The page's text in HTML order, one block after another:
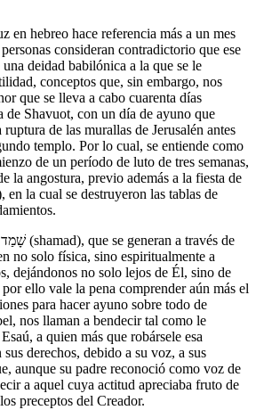
en hebreo hace referencia más a un mes
consideran contradictorio que ese
deidad babilónica a la que se le
conceptos que, sin embargo, nos
que se lleva a cabo cuarenta días
de Shavuot, con un día de ayuno que
de las murallas de Jerusalén antes
templo. Por lo cual, se entiende como
de un período de luto de tres semanas,
la angostura, previo además a la fiesta de
no solo física, sino espiritualmente a
dejándonos no solo lejos de Él, sino de
ello vale la pena comprender aún más el
para hacer ayuno sobre todo de
nos llaman a bendecir tal como le
a quien más que robársele esa
derechos, debido a su voz, a sus
aunque su padre reconoció como voz de
a aquel cuya actitud apreciaba fruto de
preceptos del Creador.